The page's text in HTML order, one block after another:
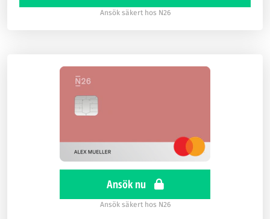
Ansök säkert hos N26
Ansök nu
Ansök säkert hos N26